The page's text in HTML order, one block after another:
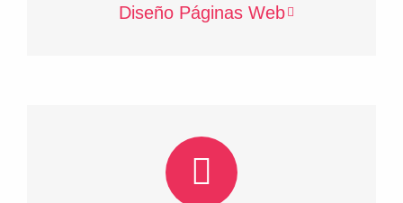
Diseño Páginas Web